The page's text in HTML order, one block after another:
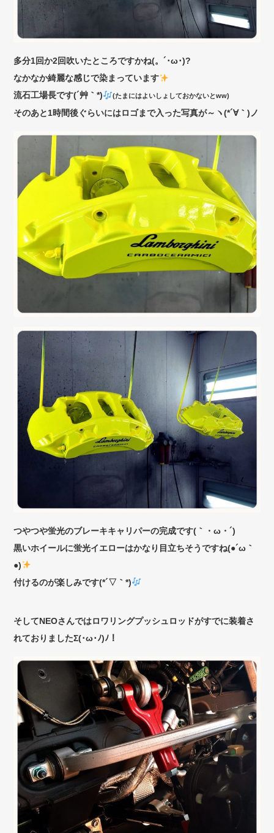
多分1回か2回吹いたところですかね(。´･ω･)?
なかなか綺麗な感じで染まっています
流石工場長です(´艸｀*)
(たまにはよいしょしておかないとww)
そのあと1時間後ぐらいにはロゴまで入った写真が～ヽ(*´∀｀)ノ
つやつや蛍光のブレーキキャリパーの完成です(｀・ω・´)ゞ
黒いホイールに蛍光イエローはかなり目立ちそうですね(●´ω｀
●)
付けるのが楽しみです(*´▽｀*)
そしてNEOさんではロワリングプッシュロッドがすでに装着さ
れておりましたΣ(･ω･ﾉ)ﾉ！